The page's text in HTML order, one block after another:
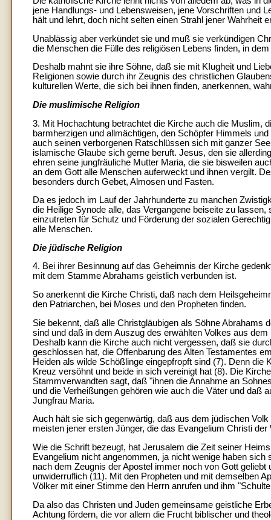
jene Handlungs- und Lebensweisen, jene Vorschriften und
hält und lehrt, doch nicht selten einen Strahl jener Wahrheit
Unablässig aber verkündet sie und muß sie verkündigen
die Menschen die Fülle des religiösen Lebens finden, in
Deshalb mahnt sie ihre Söhne, daß sie mit KIugheit und
Religionen sowie durch ihr Zeugnis des christlichen
kulturellen Werte, die sich bei ihnen finden, anerkennen,
Die muslimische Religion
3. Mit Hochachtung betrachtet die Kirche auch die Muslim,
barmherzigen und allmächtigen, den Schöpfer Himmels
auch seinen verborgenen Ratschlüssen sich mit ganzer
islamische Glaube sich gerne beruft. Jesus, den sie
ehren seine jungfräuliche Mutter Maria, die sie bisweilen
an dem Gott alle Menschen auferweckt und ihnen vergilt.
besonders durch Gebet, Almosen und Fasten.
Da es jedoch im Lauf der Jahrhunderte zu manchen
die Heilige Synode alle, das Vergangene beiseite zu
einzutreten für Schutz und Förderung der sozialen
alle Menschen.
Die jüdische Religion
4. Bei ihrer Besinnung auf das Geheimnis der Kirche
mit dem Stamme Abrahams geistlich verbunden ist.
So anerkennt die Kirche Christi, daß nach dem
den Patriarchen, bei Moses und den Propheten finden.
Sie bekennt, daß alle Christgläubigen als Söhne
sind und daß in dem Auszug des erwählten Volkes aus
Deshalb kann die Kirche auch nicht vergessen, daß sie
geschlossen hat, die Offenbarung des Alten Testamentes
Heiden als wilde Schößlinge eingepfropft sind (7). Denn
Kreuz versöhnt und beide in sich vereinigt hat (8). Die
Stammverwandten sagt, daß "ihnen die Annahme an
und die Verheißungen gehören wie auch die Väter und daß
Jungfrau Maria.
Auch hält sie sich gegenwärtig, daß aus dem jüdischen
meisten jener ersten Jünger, die das Evangelium Christi der
Wie die Schrift bezeugt, hat Jerusalem die Zeit seiner
Evangelium nicht angenommen, ja nicht wenige haben
nach dem Zeugnis der Apostel immer noch von Gott
unwiderruflich (11). Mit den Propheten und mit demselben
Völker mit einer Stimme den Herrn anrufen und ihm
Da also das Christen und Juden gemeinsame geistliche
Achtung fördern, die vor allem die Frucht biblischer und